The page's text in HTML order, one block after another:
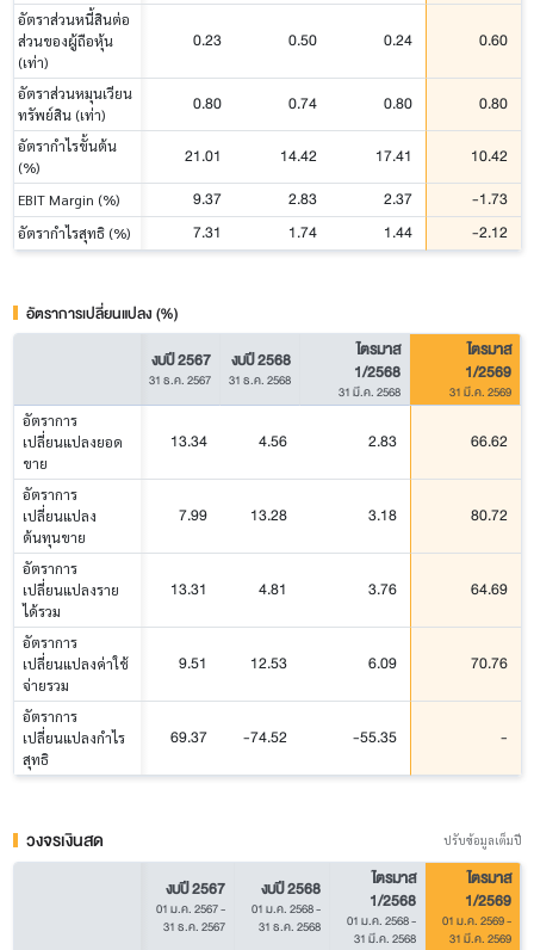
อัตราส่วนหนี้สินต่อ
ส่วนของผู้ถือหุ้น
(เท่า)
0.23 0.50 0.24 0.60
อัตราส่วนหมุนเวียน
ทรัพย์สิน (เท่า)
0.80 0.74 0.80 0.80
อัตรากำไรขั้นต้น
(%)
21.01 14.42 17.41 10.42
EBIT Margin (%) 9.37 2.83 2.37 -1.73
อัตรากำไรสุทธิ (%) 7.31 1.74 1.44 -2.12
อัตราการเปลี่ยนแปลง (%)
งบปี 2567
31 ธ.ค. 2567
งบปี 2568
31 ธ.ค. 2568
ไตรมาส
1/2568
31 มี.ค. 2568
ไตรมาส
1/2569
31 มี.ค. 2569
อัตราการ
เปลี่ยนแปลงยอด
ขาย
13.34 4.56 2.83 66.62
อัตราการ
เปลี่ยนแปลง
ต้นทุนขาย
7.99 13.28 3.18 80.72
อัตราการ
เปลี่ยนแปลงราย
ได้รวม
13.31 4.81 3.76 64.69
อัตราการ
เปลี่ยนแปลงค่าใช้
จ่ายรวม
9.51 12.53 6.09 70.76
อัตราการ
เปลี่ยนแปลงกำไร
สุทธิ
69.37 -74.52 -55.35 -
วงจรเงินสด ปรับข้อมูลเต็มปี
งบปี 2567
01 ม.ค. 2567-
31 ธ.ค. 2567
งบปี 2568
01 ม.ค. 2568-
31 ธ.ค. 2568
ไตรมาส
1/2568
01 ม.ค. 2568-
31 มี.ค. 2568
ไตรมาส
1/2569
01 ม.ค. 2569-
31 มี.ค. 2569